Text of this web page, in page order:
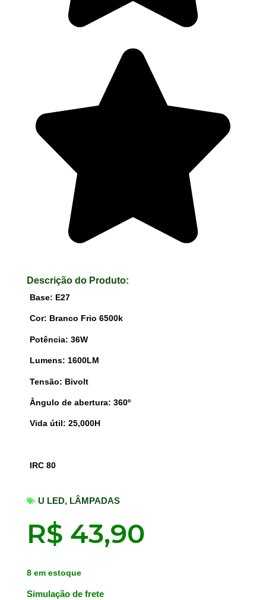
Descrição do Produto:
Base: E27
Cor: Branco Frio 6500k
Potência: 36W
Lumens: 1600LM
Tensão: Bivolt
Ângulo de abertura: 360º
Vida útil: 25,000H
IRC 80
U LED, LÂMPADAS
R$ 43,90
8 em estoque
Simulação de frete